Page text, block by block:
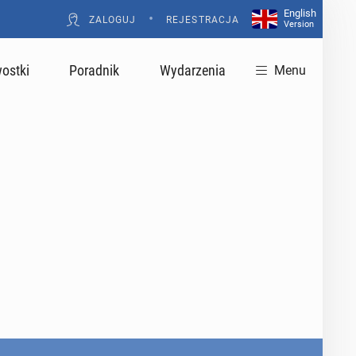
ZALOGUJ • REJESTRACJA
English
Version
Poradnik Wydarzenia Menu